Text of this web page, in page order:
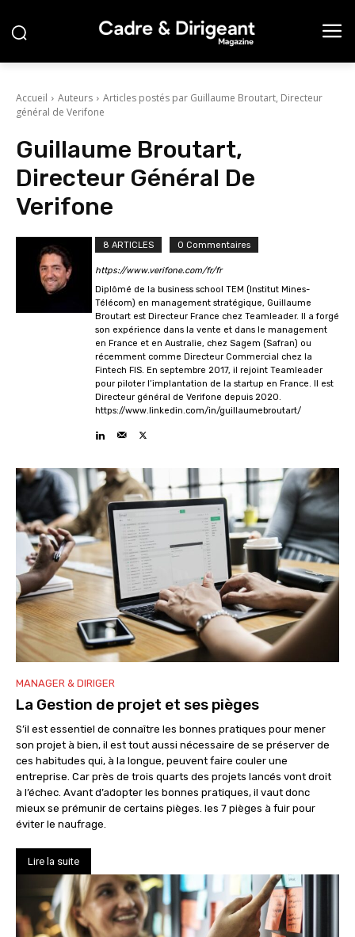
Accueil Auteurs
Articles postés par Guillaume Broutart, Directeur
général de Verifone
Guillaume Broutart,
Directeur Général De
Verifone
8 ARTICLES 0 Commentaires
https://www.verifone.com/fr/fr
Diplômé de la business school TEM (Institut Mines-
Télécom) en management stratégique, Guillaume
Broutart est Directeur France chez Teamleader. Il a forgé
son expérience dans la vente et dans le management
en France et en Australie, chez Sagem (Safran) ou
récemment comme Directeur Commercial chez la
Fintech FIS. En septembre 2017, il rejoint Teamleader
pour piloter l’implantation de la startup en France. Il est
Directeur général de Verifone depuis 2020.
https://www.linkedin.com/in/guillaumebroutart/
MANAGER & DIRIGER
La Gestion de projet et ses pièges
S’il est essentiel de connaître les bonnes pratiques pour mener
son projet à bien, il est tout aussi nécessaire de se préserver de
ces habitudes qui, à la longue, peuvent faire couler une
entreprise. Car près de trois quarts des projets lancés vont droit
à l’échec. Avant d’adopter les bonnes pratiques, il vaut donc
mieux se prémunir de certains pièges. les 7 pièges à fuir pour
éviter le naufrage.
Lire la suite